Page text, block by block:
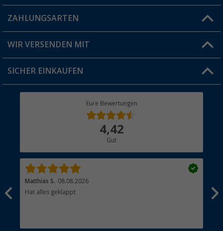
Blog
Jobs & Karriere
FAQ & Kontakt
Versandinformationen
Rücksendung
ZAHLUNGSARTEN
WIR VERSENDEN MIT
SICHER EINKAUFEN
Eure Bewertungen
4,42
Gut
Matthias S. 08.08.2026
Hat alles geklappt